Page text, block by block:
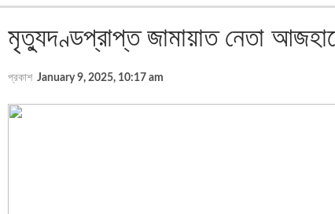
মৃত্যুদণ্ডপ্রাপ্ত জামায়াত নেতা
প্রকাশ January 9, 2025, 10:17 am